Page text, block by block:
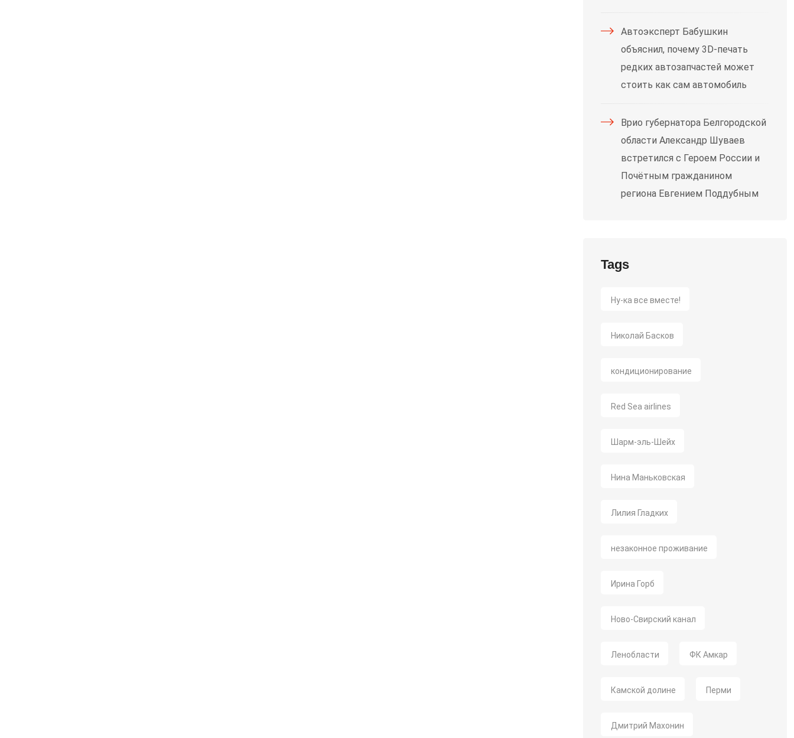
Автоэксперт Бабушкин
объяснил, почему 3D-печать
редких автозапчастей может
стоить как сам автомобиль
Врио губернатора Белгородской
области Александр Шуваев
встретился с Героем России и
Почётным гражданином
региона Евгением Поддубным
Tags
Ну-ка все вместе!
Николай Басков
кондиционирование
Red Sea airlines
Шарм-эль-Шейх
Нина Маньковская
Лилия Гладких
незаконное проживание
Ирина Горб
Ново-Свирский канал
Ленобласти ФК Амкар
Камской долине Перми
Дмитрий Махонин